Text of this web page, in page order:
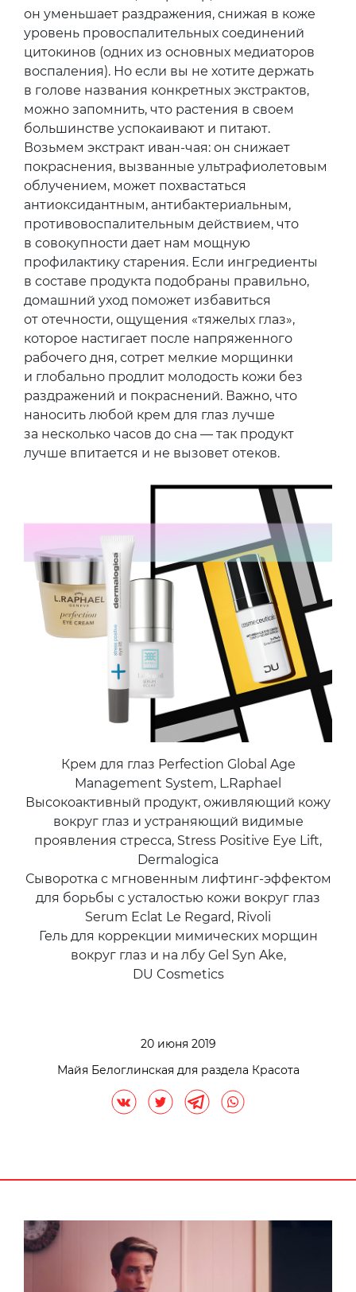
он уменьшает раздражения, снижая в коже
уровень провоспалительных соединений
цитокинов (одних из основных медиаторов
воспаления). Но если вы не хотите держать
в голове названия конкретных экстрактов,
можно запомнить, что растения в своем
большинстве успокаивают и питают.
Возьмем экстракт иван-чая: он снижает
покраснения, вызванные ультрафиолетовым
облучением, может похвастаться
антиоксидантным, антибактериальным,
противовоспалительным действием, что
в совокупности дает нам мощную
профилактику старения. Если ингредиенты
в составе продукта подобраны правильно,
домашний уход поможет избавиться
от отечности, ощущения «тяжелых глаз»,
которое настигает после напряженного
рабочего дня, сотрет мелкие морщинки
и глобально продлит молодость кожи без
раздражений и покраснений. Важно, что
наносить любой крем для глаз лучше
за несколько часов до сна — так продукт
лучше впитается и не вызовет отеков.
Крем для глаз Perfection Global Age
Management System, L.Raphael
Высокоактивный продукт, оживляющий кожу
вокруг глаз и устраняющий видимые
проявления стресса, Stress Positive Eye Lift,
Dermalogica
Сыворотка с мгновенным лифтинг-эффектом
для борьбы с усталостью кожи вокруг глаз
Serum Eclat Le Regard, Rivoli
Гель для коррекции мимических морщин
вокруг глаз и на лбу Gel Syn Ake,
DU Cosmetics
20 июня 2019
Майя Белоглинская для раздела Красота